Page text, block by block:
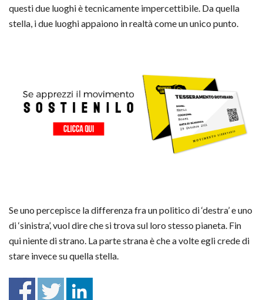
questi due luoghi è tecnicamente impercettibile. Da quella
stella, i due luoghi appaiono in realtà come un unico punto.
Se uno percepisce la differenza fra un politico di ‘destra’ e uno
di ‘sinistra’, vuol dire che si trova sul loro stesso pianeta. Fin
qui niente di strano. La parte strana è che a volte egli crede di
stare invece su quella stella.